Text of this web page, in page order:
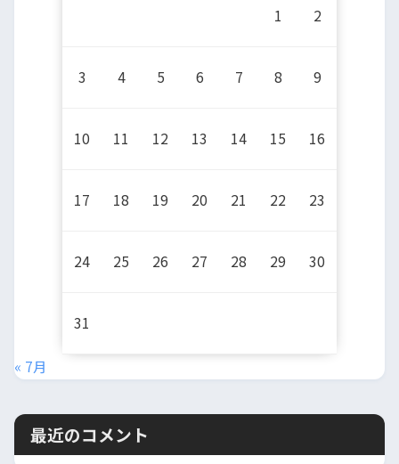
1 2
3 4 5 6 7 8 9
10 11 12 13 14 15 16
17 18 19 20 21 22 23
24 25 26 27 28 29 30
31
« 7月
最近のコメント